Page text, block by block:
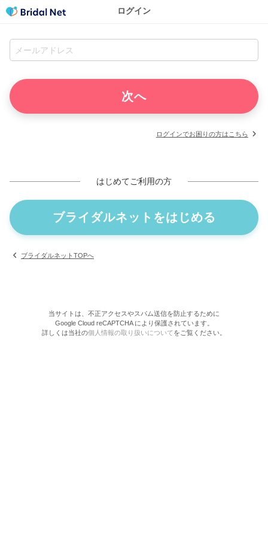
ログイン
ログインでお困りの方はこちら
はじめてご利用の方
ブライダルネットをはじめる
ブライダルネットTOPへ
当サイトは、不正アクセスやスパム送信を防止するために
Google Cloud reCAPTCHA により保護されています。
詳しくは当社の個人情報の取り扱いについてをご覧ください。